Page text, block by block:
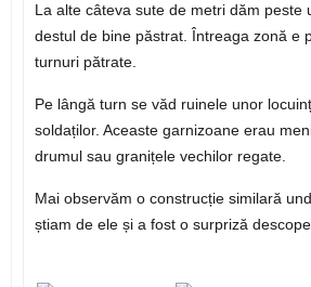
La alte câteva sute de metri dăm peste
destul de bine păstrat. Întreaga zonă e
turnuri pătrate.
Pe lângă turn se văd ruinele unor
soldaților. Aceaste garnizoane erau
drumul sau granițele vechilor regate.
Mai observăm o construcție similară
știam de ele și a fost o surpriză